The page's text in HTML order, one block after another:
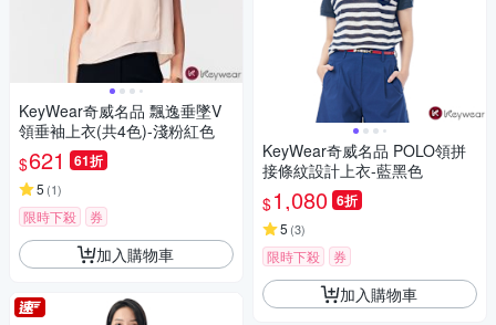
KeyWear奇威名品 飄逸垂墜V
領垂袖上衣(共4色)-淺粉紅色
$621 61折
5 (1)
限時下殺 券
加入購物車
KeyWear奇威名品 POLO領拼
接條紋設計上衣-藍黑色
$1,080 6折
5 (3)
限時下殺 券
加入購物車